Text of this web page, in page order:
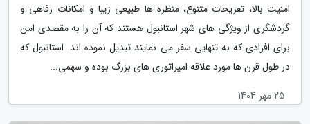
امنیت بالا، تفریحات متنوع، منظره ها طبیعی زیبا و امکانات رفاهی و
گردشگری از ویژگی های شهر استانبول هستند که آن را به مقصدی امن
برای افرادی که به تنهایی سفر می نمایند تبدیل نموده اند. استانبول که
در طول قرن ها مورد علاقه امپراتوری های بزرگ بوده و سهمی...
25 مهر 1404